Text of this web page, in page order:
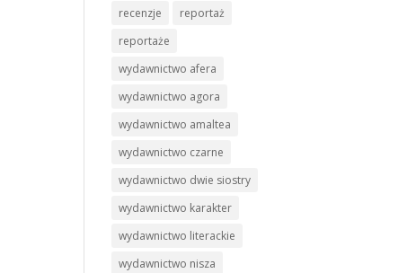
recenzje
reportaż
reportaże
wydawnictwo afera
wydawnictwo agora
wydawnictwo amaltea
wydawnictwo czarne
wydawnictwo dwie siostry
wydawnictwo karakter
wydawnictwo literackie
wydawnictwo nisza